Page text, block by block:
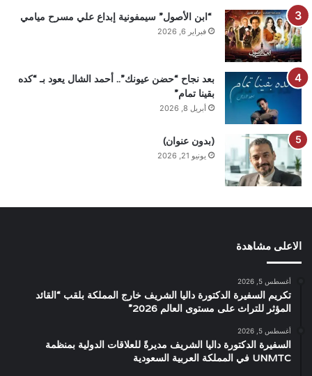
“ابن الأصول” سيمفونية إبداع علي مسرح ميامي
فبراير 6, 2026
بعد نجاح “حضن عيونك”.. أحمد الشال يعود بـ “كده
بقينا تمام”
أبريل 8, 2026
(بدون عنوان)
يونيو 21, 2026
الاعلى مشاهدة
أغسطس 5, 2026
تكريم السفيرة الدكتورة داليا الشريف خارج المملكة بلقب “القائد
المؤثر للتراث على مستوى العالم 2026”
أغسطس 5, 2026
السفيرة الدكتورة داليا الشريف مديرةً للعلاقات الدولية بمنظمة
UNMTC في المملكة العربية السعودية